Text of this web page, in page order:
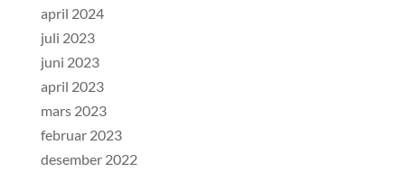
april 2024
juli 2023
juni 2023
april 2023
mars 2023
februar 2023
desember 2022